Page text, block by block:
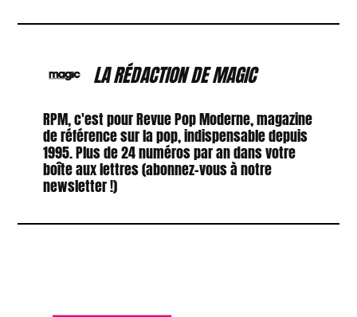
LA RÉDACTION DE MAGIC
RPM, c'est pour Revue Pop Moderne, magazine
de référence sur la pop, indispensable depuis
1995. Plus de 24 numéros par an dans votre
boîte aux lettres (abonnez-vous à notre
newsletter !)